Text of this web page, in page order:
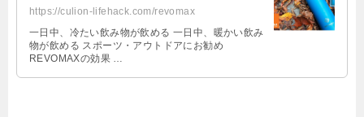
https://culion-lifehack.com/revomax
一日中、冷たい飲み物が飲める 一日中、暖かい飲み
物が飲める スポーツ・アウトドアにお勧め
REVOMAXの効果 …